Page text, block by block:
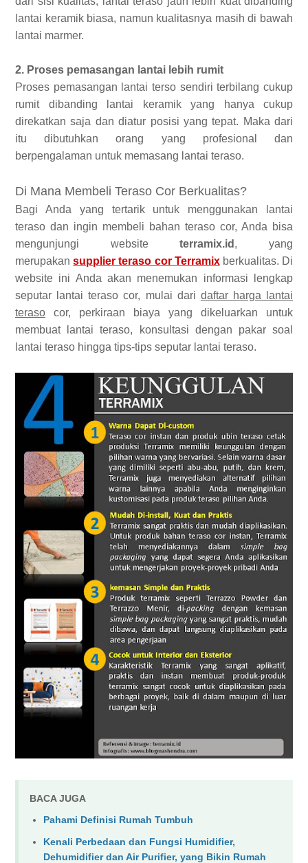
lantai keramik biasa, namun kualitasnya masih di bawah
lantai marmer.
2. Proses pemasangan lantai lebih rumit
Proses pemasangan lantai terso sendiri terbilang cukup
rumit dibanding lantai keramik yang hanya cukup
direkatkan saja dan diatur posisi yang tepat. Maka dari
itu dibutuhkan orang yang profesional dan
berpengalaman untuk memasang lantai teraso.
Di Mana Membeli Teraso Cor Berkualitas?
Bagi Anda yang tertarik untuk menggunakan lantai
teraso dan ingin membeli bahan teraso cor, Anda bisa
mengunjungi websiteterramix.id , yang
merupakansupplier teraso cor Terramixberkualitas. Di
website ini Anda akan menemukan informasi lengkap
seputar lantai teraso cor, mulai dari daftar harga lantai
teraso cor, perkiraan biaya yang dikeluarkan untuk
membuat lantai teraso, konsultasi dengan pakar soal
lantai teraso hingga tips-tips seputar lantai teraso.
BACA JUGA
Pahami Definisi Rumah Tumbuh
Kenali Perbedaan dan Fungsi Humidifier,
Dehumidifier dan Air Purifier, yang Bikin Rumah